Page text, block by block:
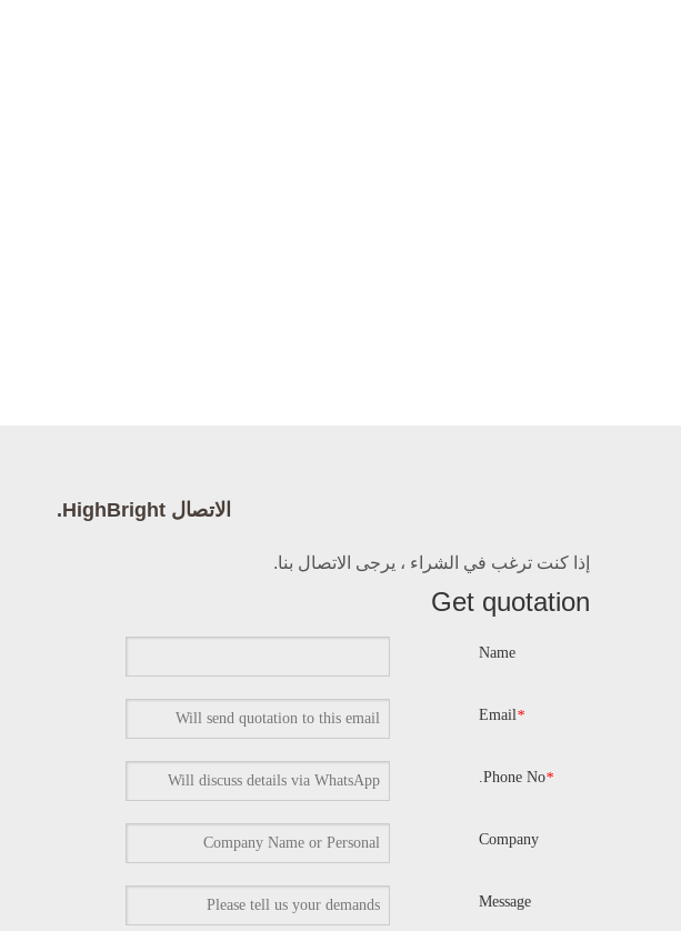
الاتصال HighBright.
إذا كنت ترغب في الشراء ، يرجى الاتصال بنا.
Get quotation
Name
*
Email
*
Phone No.
Company
Message